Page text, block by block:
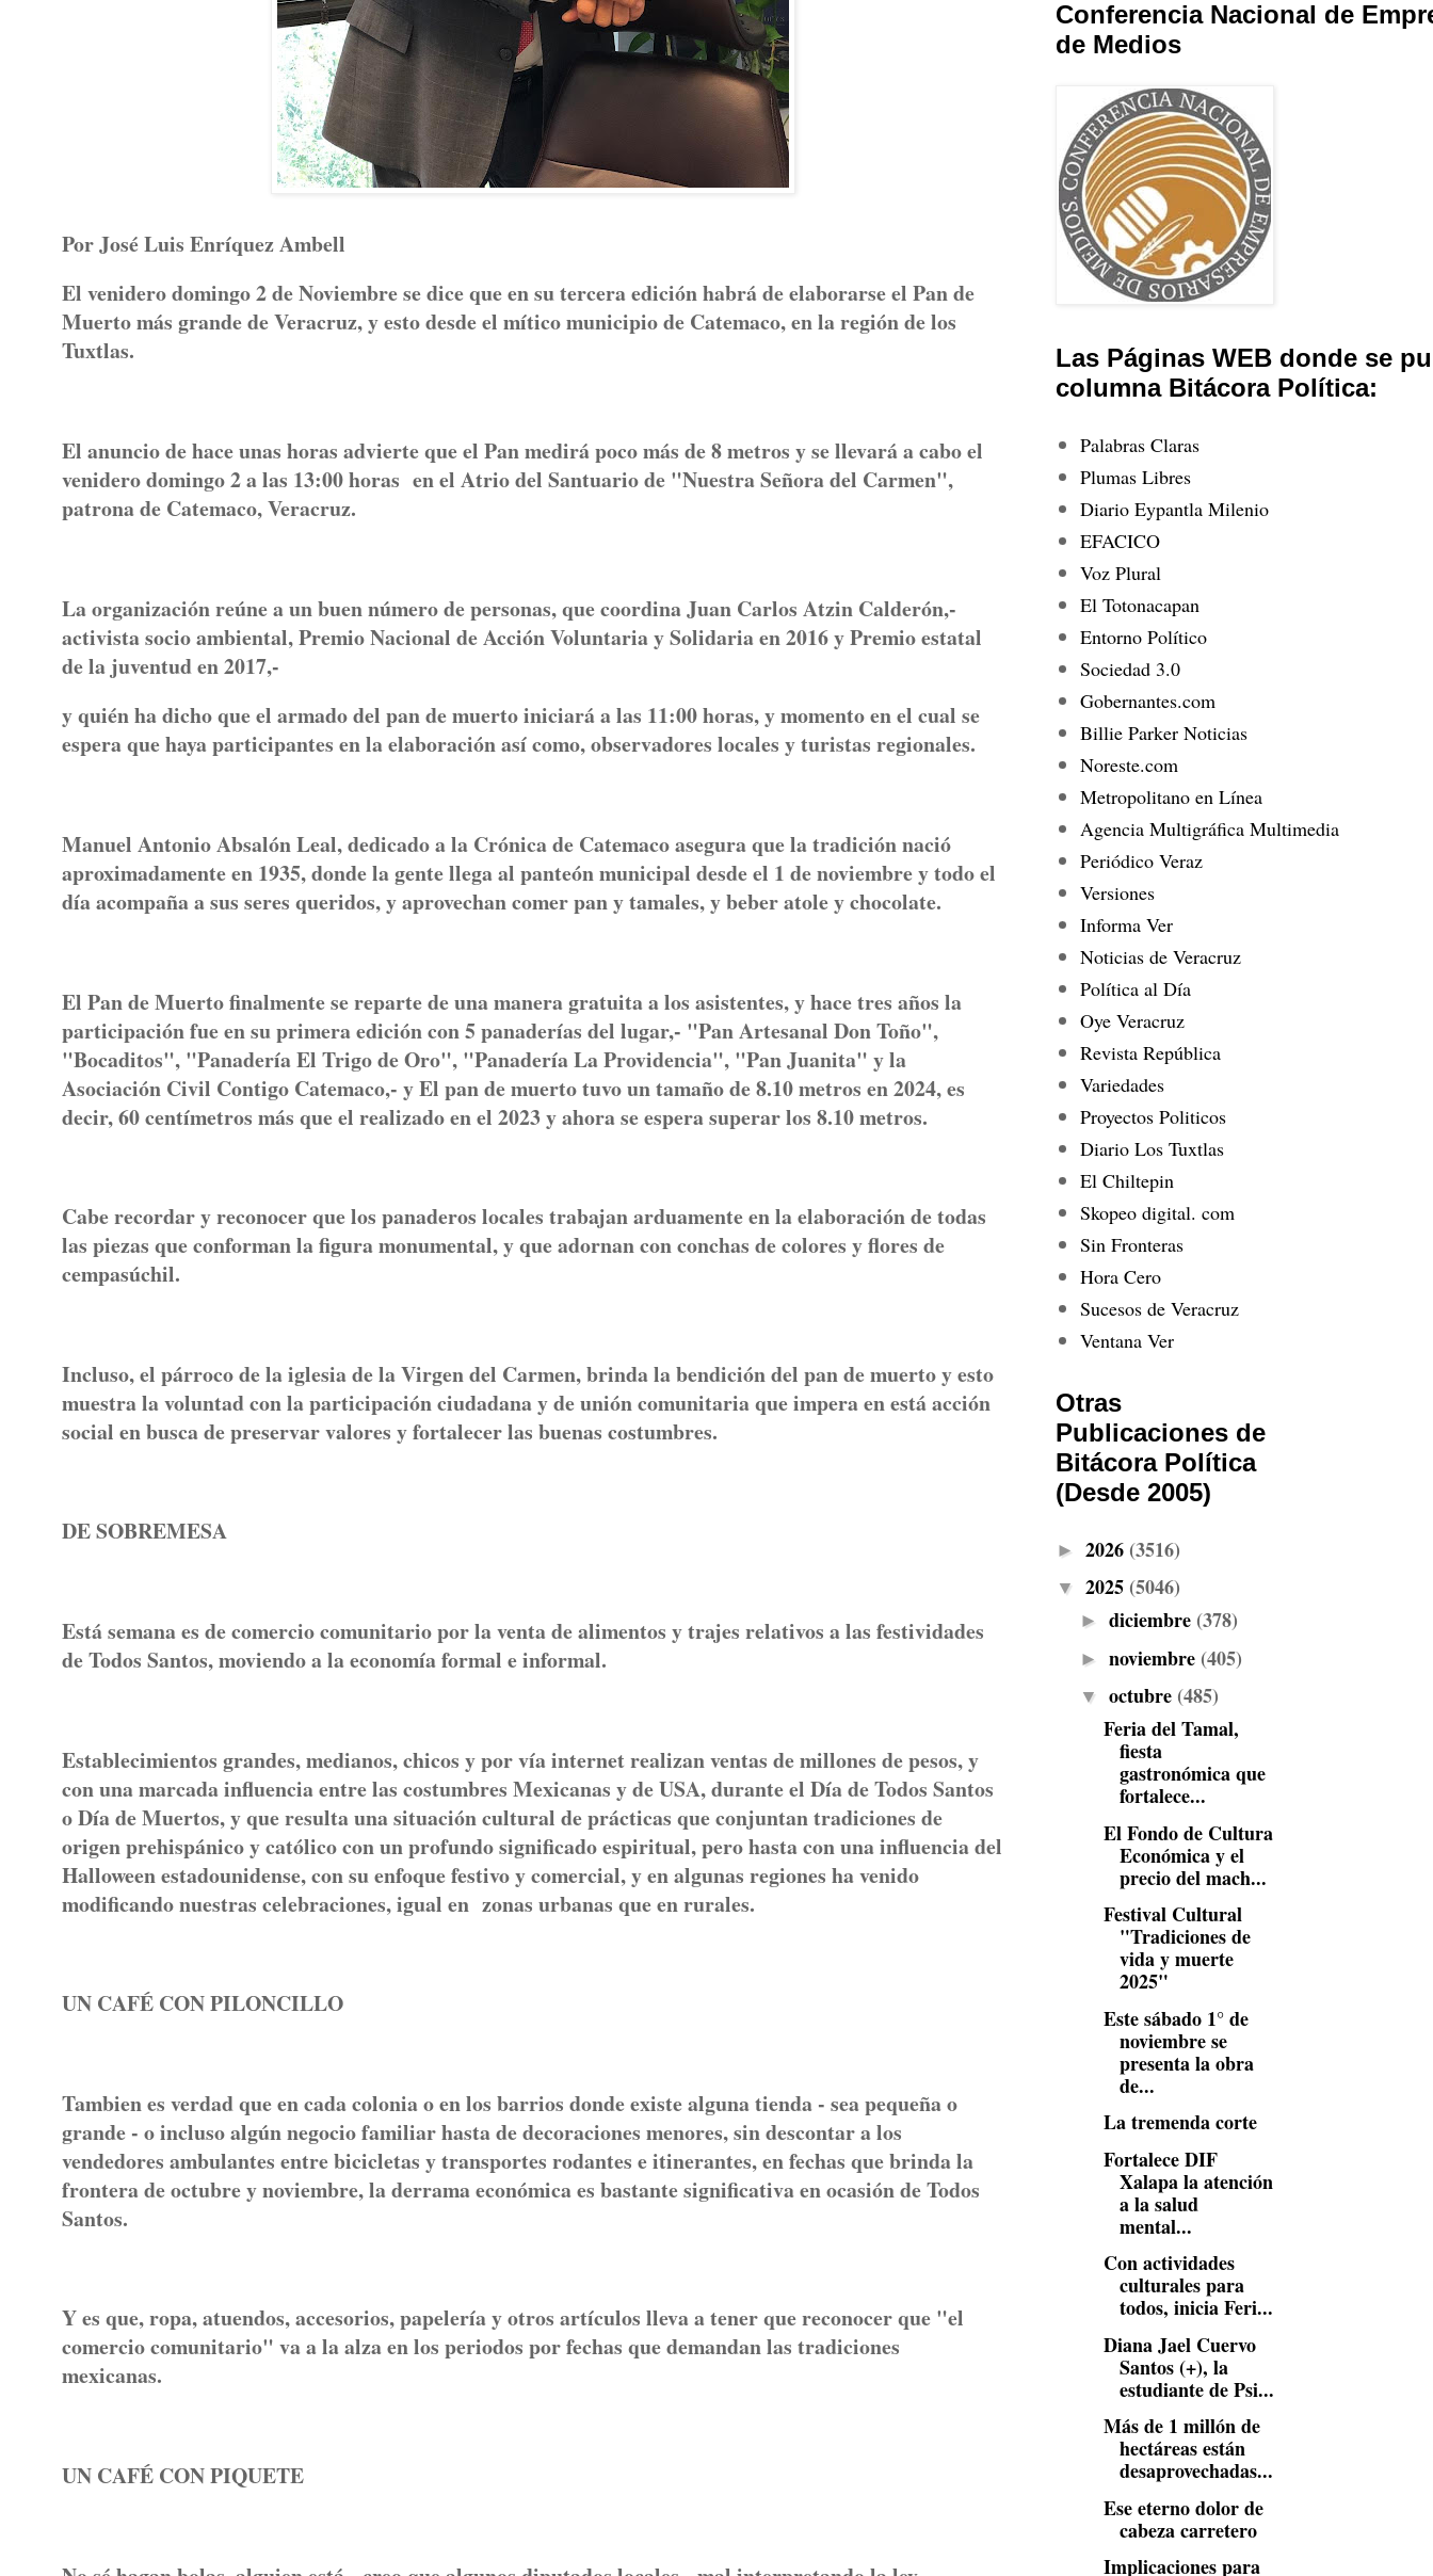
Por José Luis Enríquez Ambell
El venidero domingo 2 de Noviembre se dice que en su tercera edición habrá de elaborarse el Pan de
Muerto más grande de Veracruz, y esto desde el mítico municipio de Catemaco, en la región de los
Tuxtlas.
El anuncio de hace unas horas advierte que el Pan medirá poco más de 8 metros y se llevará a cabo el
venidero domingo 2 a las 13:00 horas en el Atrio del Santuario de "Nuestra Señora del Carmen",
patrona de Catemaco, Veracruz.
La organización reúne a un buen número de personas, que coordina Juan Carlos Atzin Calderón,-
activista socio ambiental, Premio Nacional de Acción Voluntaria y Solidaria en 2016 y Premio estatal
de la juventud en 2017,-
y quién ha dicho que el armado del pan de muerto iniciará a las 11:00 horas, y momento en el cual se
espera que haya participantes en la elaboración así como, observadores locales y turistas regionales.
Manuel Antonio Absalón Leal, dedicado a la Crónica de Catemaco asegura que la tradición nació
aproximadamente en 1935, donde la gente llega al panteón municipal desde el 1 de noviembre y todo el
día acompaña a sus seres queridos, y aprovechan comer pan y tamales, y beber atole y chocolate.
El Pan de Muerto finalmente se reparte de una manera gratuita a los asistentes, y hace tres años la
participación fue en su primera edición con 5 panaderías del lugar,- "Pan Artesanal Don Toño",
"Bocaditos", "Panadería El Trigo de Oro", "Panadería La Providencia", "Pan Juanita" y la
Asociación Civil Contigo Catemaco,- y El pan de muerto tuvo un tamaño de 8.10 metros en 2024, es
decir, 60 centímetros más que el realizado en el 2023 y ahora se espera superar los 8.10 metros.
Cabe recordar y reconocer que los panaderos locales trabajan arduamente en la elaboración de todas
las piezas que conforman la figura monumental, y que adornan con conchas de colores y flores de
cempasúchil.
Incluso, el párroco de la iglesia de la Virgen del Carmen, brinda la bendición del pan de muerto y esto
muestra la voluntad con la participación ciudadana y de unión comunitaria que impera en está acción
social en busca de preservar valores y fortalecer las buenas costumbres.
DE SOBREMESA
Está semana es de comercio comunitario por la venta de alimentos y trajes relativos a las festividades
de Todos Santos, moviendo a la economía formal e informal.
Establecimientos grandes, medianos, chicos y por vía internet realizan ventas de millones de pesos, y
con una marcada influencia entre las costumbres Mexicanas y de USA, durante el Día de Todos Santos
o Día de Muertos, y que resulta una situación cultural de prácticas que conjuntan tradiciones de
origen prehispánico y católico con un profundo significado espiritual, pero hasta con una influencia del
Halloween estadounidense, con su enfoque festivo y comercial, y en algunas regiones ha venido
modificando nuestras celebraciones, igual en zonas urbanas que en rurales.
UN CAFÉ CON PILONCILLO
Tambien es verdad que en cada colonia o en los barrios donde existe alguna tienda - sea pequeña o
grande - o incluso algún negocio familiar hasta de decoraciones menores, sin descontar a los
vendedores ambulantes entre bicicletas y transportes rodantes e itinerantes, en fechas que brinda la
frontera de octubre y noviembre, la derrama económica es bastante significativa en ocasión de Todos
Santos.
Y es que, ropa, atuendos, accesorios, papelería y otros artículos lleva a tener que reconocer que "el
comercio comunitario" va a la alza en los periodos por fechas que demandan las tradiciones
mexicanas.
UN CAFÉ CON PIQUETE
Conferencia Nacional de
de Medios
Las Páginas WEB donde se
columna Bitácora Política:
Palabras Claras
Plumas Libres
Diario Eypantla Milenio
EFACICO
Voz Plural
El Totonacapan
Entorno Político
Sociedad 3.0
Gobernantes.com
Billie Parker Noticias
Noreste.com
Metropolitano en Línea
Agencia Multigráfica Multimedia
Periódico Veraz
Versiones
Informa Ver
Noticias de Veracruz
Política al Día
Oye Veracruz
Revista República
Variedades
Proyectos Politicos
Diario Los Tuxtlas
El Chiltepin
Skopeo digital. com
Sin Fronteras
Hora Cero
Sucesos de Veracruz
Ventana Ver
Otras
Publicaciones de
Bitácora Política
(Desde 2005)
► 2026 (3516)
▼ 2025 (5046)
► diciembre (378)
► noviembre (405)
▼ octubre (485)
Feria del Tamal,
fiesta
gastronómica que
fortalece...
El Fondo de Cultura
Económica y el
precio del mach...
Festival Cultural
"Tradiciones de
vida y muerte
2025"
Este sábado 1° de
noviembre se
presenta la obra
de...
La tremenda corte
Fortalece DIF
Xalapa la atención
a la salud
mental...
Con actividades
culturales para
todos, inicia Feri...
Diana Jael Cuervo
Santos (+), la
estudiante de Psi...
Más de 1 millón de
hectáreas están
desaprovechadas...
Ese eterno dolor de
cabeza carretero
Implicaciones para